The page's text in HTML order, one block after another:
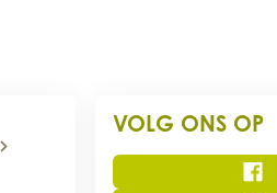
VOLG ONS OP
Facebook